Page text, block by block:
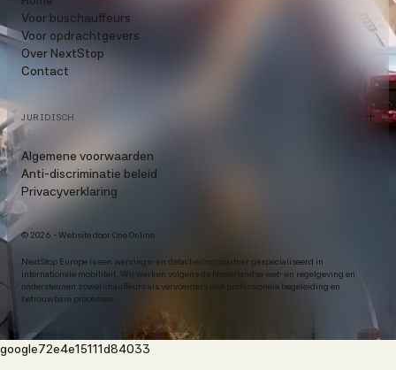
Voor buschauffeurs
Voor opdrachtgevers
Over NextStop
Contact
JURIDISCH
Algemene voorwaarden
Anti-discriminatie beleid
Privacyverklaring
©2026 - Website door One Online
NextStop Europe is een wervings- en detacheringspartner gespecialiseerd in
internationale mobiliteit. Wij werken volgens de Nederlandse wet- en regelgeving en
ondersteunen zowel chauffeurs als vervoerders met professionele begeleiding en
betrouwbare processen.
google72e4e15111d84033